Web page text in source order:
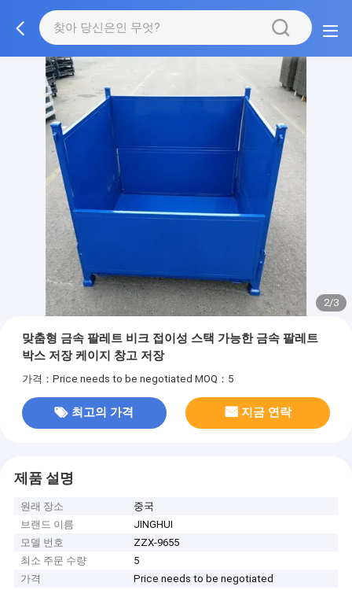
2/3
맞춤형 금속 팔레트 비크 접이성 스택 가능한 금속 팔레트
박스 저장 케이지 창고 저장
가격：Price needs to be negotiated MOQ：5
최고의 가격 지금 연락
제품 설명
원래 장소
중국
브랜드 이름
JINGHUI
모델 번호
ZZX-9655
최소 주문 수량
5
가격
Price needs to be negotiated